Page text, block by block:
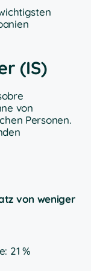
(IS)
von
Personen.
von weniger
21 %